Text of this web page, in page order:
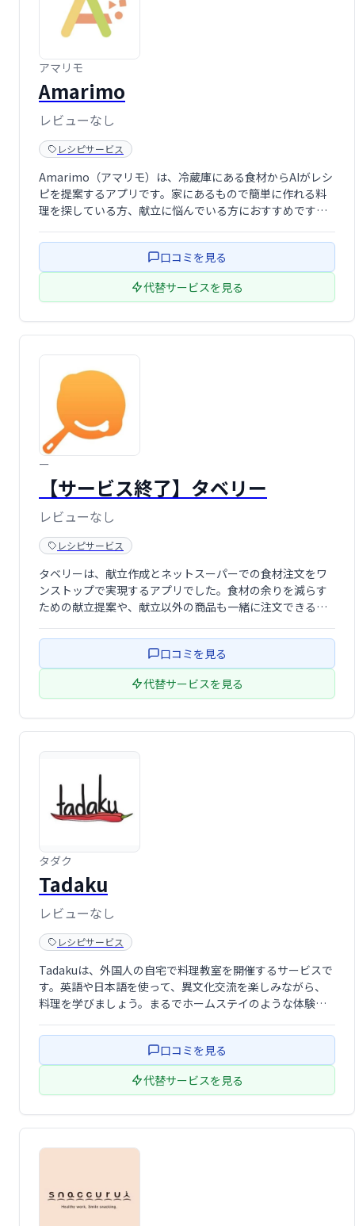
アマリモ
Amarimo
レビューなし
レシピサービス
Amarimo（アマリモ）は、冷蔵庫にある食材からAIがレシ
ピを提案するアプリです。家にあるもので簡単に作れる料
理を探している方、献立に悩んでいる方におすすめです。
案。料理のレパートリーを増やし、食卓を豊かに彩りま
口コミを見る
代替サービスを見る
ー
【サービス終了】タベリー
レビューなし
レシピサービス
タベリーは、献立作成とネットスーパーでの食材注文をワ
ンストップで実現するアプリでした。食材の余りを減らす
ための献立提案や、献立以外の商品も一緒に注文できる便
ます）
口コミを見る
代替サービスを見る
タダク
Tadaku
レビューなし
レシピサービス
Tadakuは、外国人の自宅で料理教室を開催するサービスで
す。英語や日本語を使って、異文化交流を楽しみながら、
料理を学びましょう。まるでホームステイのような体験
る新しいスタイルの料理教室です。
口コミを見る
代替サービスを見る